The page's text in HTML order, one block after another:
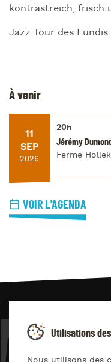
kontrastreich, frisch
Jazz Tour des Lundis
À venir
11
SEP
2026
20h
Jérémy
Ferme
VOIR L'AGENDA
JAZZ4
Utilisations